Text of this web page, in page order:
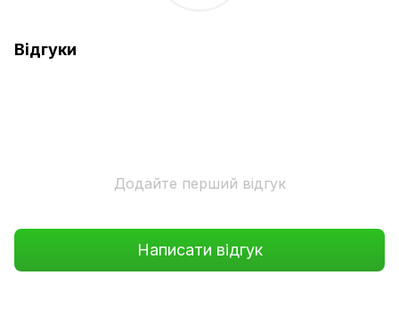
Відгуки
Додайте перший відгук
Написати відгук